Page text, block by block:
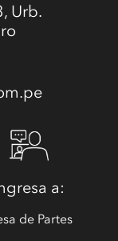
Urb.
a:
de Partes